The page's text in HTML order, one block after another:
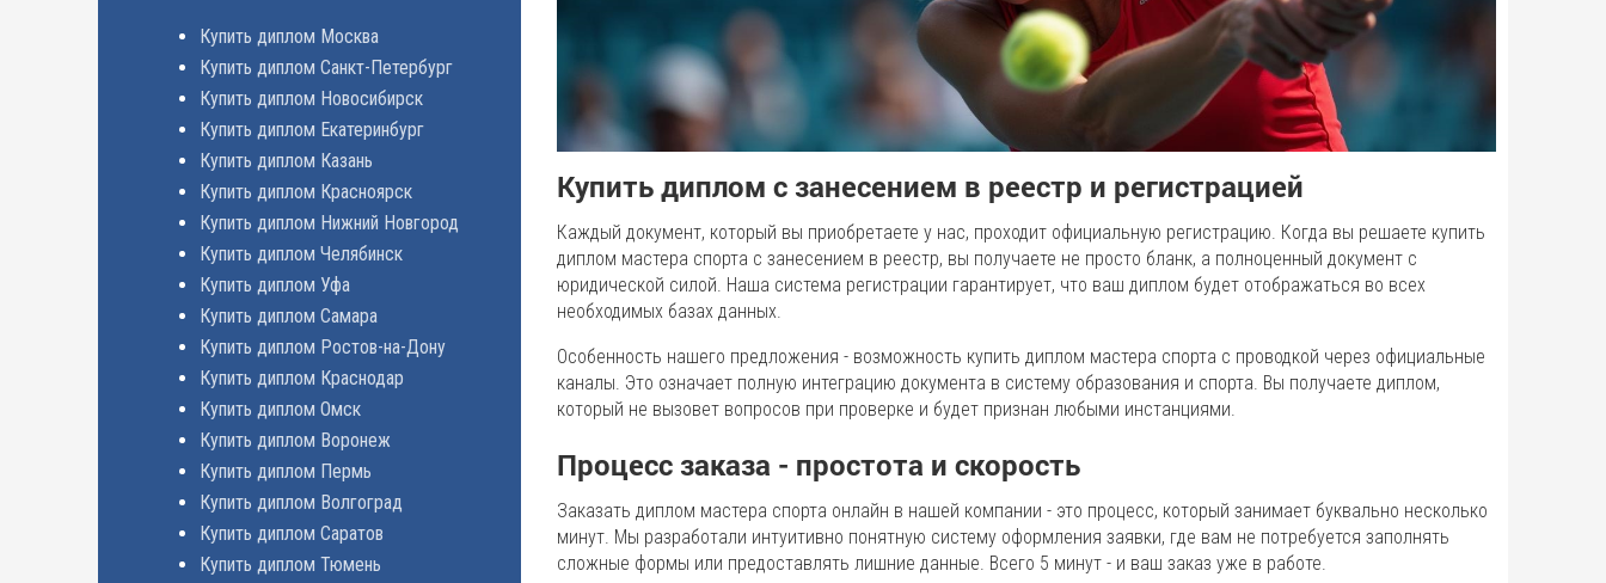
Купить диплом Москва
Купить диплом Санкт-Петербург
Купить диплом Новосибирск
Купить диплом Екатеринбург
Купить диплом Казань
Купить диплом Красноярск
Купить диплом Нижний Новгород
Купить диплом Челябинск
Купить диплом Уфа
Купить диплом Самара
Купить диплом Ростов-на-Дону
Купить диплом Краснодар
Купить диплом Омск
Купить диплом Воронеж
Купить диплом Пермь
Купить диплом Волгоград
Купить диплом Саратов
Купить диплом Тюмень
Купить диплом с занесением в реестр и регистрацией
Каждый документ, который вы приобретаете у нас, проходит официальную регистрацию. Когда вы решаете купить
диплом мастера спорта с занесением в реестр, вы получаете не просто бланк, а полноценный документ с
юридической силой. Наша система регистрации гарантирует, что ваш диплом будет отображаться во всех
необходимых базах данных.
Особенность нашего предложения - возможность купить диплом мастера спорта с проводкой через официальные
каналы. Это означает полную интеграцию документа в систему образования и спорта. Вы получаете диплом,
который не вызовет вопросов при проверке и будет признан любыми инстанциями.
Процесс заказа - простота и скорость
Заказать диплом мастера спорта онлайн в нашей компании - это процесс, который занимает буквально несколько
минут. Мы разработали интуитивно понятную систему оформления заявки, где вам не потребуется заполнять
сложные формы или предоставлять лишние данные. Всего 5 минут - и ваш заказ уже в работе.